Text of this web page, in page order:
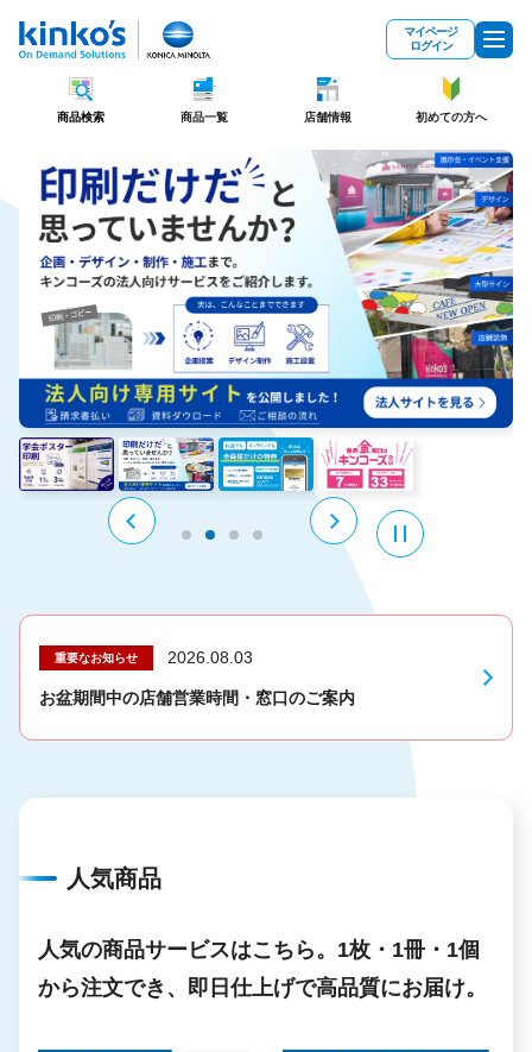
マイページ
ログイン
商品検索 商品一覧 店舗情報 初めての方へ
重要なお知らせ 2026.08.03
お盆期間中の店舗営業時間・窓口のご案内
人気商品
人気の商品サービスはこちら。1枚・1冊・1個
から注文でき、即日仕上げで高品質にお届け。